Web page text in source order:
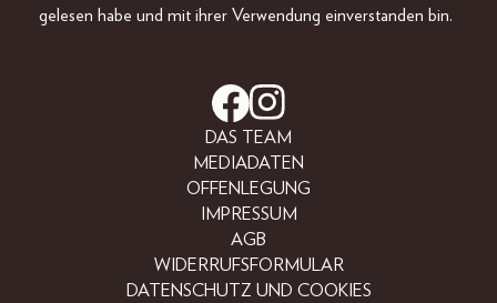
gelesen habe und mit ihrer Verwendung einverstanden bin.
DAS TEAM
MEDIADATEN
OFFENLEGUNG
IMPRESSUM
AGB
WIDERRUFSFORMULAR
DATENSCHUTZ UND COOKIES